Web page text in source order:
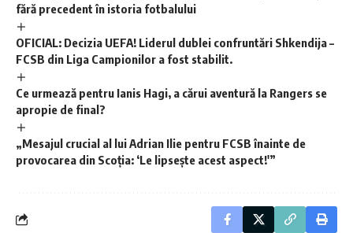
fără precedent în istoria fotbalului
OFICIAL: Decizia UEFA! Liderul dublei confruntări Shkendija –
FCSB din Liga Campionilor a fost stabilit.
Ce urmează pentru Ianis Hagi, a cărui aventură la Rangers se
apropie de final?
„Mesajul crucial al lui Adrian Ilie pentru FCSB înainte de
provocarea din Scoția: ‘Le lipsește acest aspect!'”